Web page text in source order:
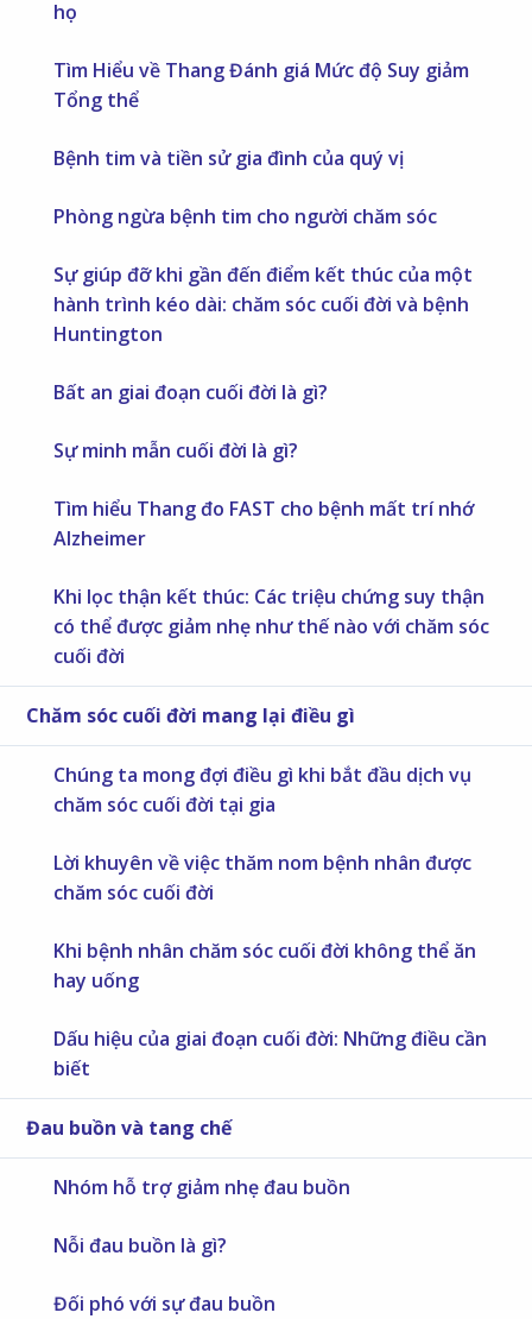
họ
Tìm Hiểu về Thang Đánh giá Mức độ Suy giảm
Tổng thể
Bệnh tim và tiền sử gia đình của quý vị
Phòng ngừa bệnh tim cho người chăm sóc
Sự giúp đỡ khi gần đến điểm kết thúc của một
hành trình kéo dài: chăm sóc cuối đời và bệnh
Huntington
Bất an giai đoạn cuối đời là gì?
Sự minh mẫn cuối đời là gì?
Tìm hiểu Thang đo FAST cho bệnh mất trí nhớ
Alzheimer
Khi lọc thận kết thúc: Các triệu chứng suy thận
có thể được giảm nhẹ như thế nào với chăm sóc
cuối đời
Chăm sóc cuối đời mang lại điều gì
Chúng ta mong đợi điều gì khi bắt đầu dịch vụ
chăm sóc cuối đời tại gia
Lời khuyên về việc thăm nom bệnh nhân được
chăm sóc cuối đời
Khi bệnh nhân chăm sóc cuối đời không thể ăn
hay uống
Dấu hiệu của giai đoạn cuối đời: Những điều cần
biết
Đau buồn và tang chế
Nhóm hỗ trợ giảm nhẹ đau buồn
Nỗi đau buồn là gì?
Đối phó với sự đau buồn